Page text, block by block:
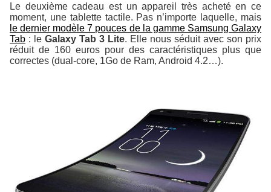
Le deuxième cadeau est un appareil très acheté en ce
moment, une tablette tactile. Pas n’importe laquelle, mais
le dernier modèle 7 pouces de la gamme Samsung Galaxy
Tab : le Galaxy Tab 3 Lite. Elle nous séduit avec son prix
réduit de 160 euros pour des caractéristiques plus que
correctes (dual-core, 1Go de Ram, Android 4.2…).